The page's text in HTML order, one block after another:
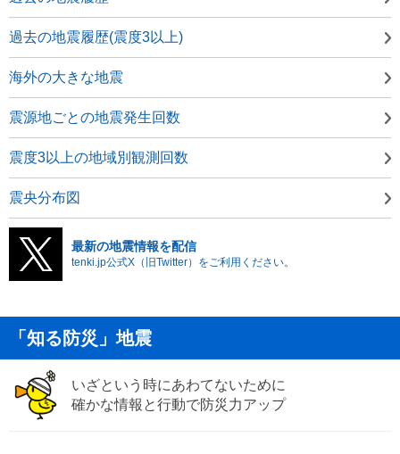
過去の地震履歴(震度3以上)
海外の大きな地震
震源地ごとの地震発生回数
震度3以上の地域別観測回数
震央分布図
最新の地震情報を配信
tenki.jp公式X（旧Twitter）をご利用ください。
「知る防災」地震
いざという時にあわてないために
確かな情報と行動で防災力アップ